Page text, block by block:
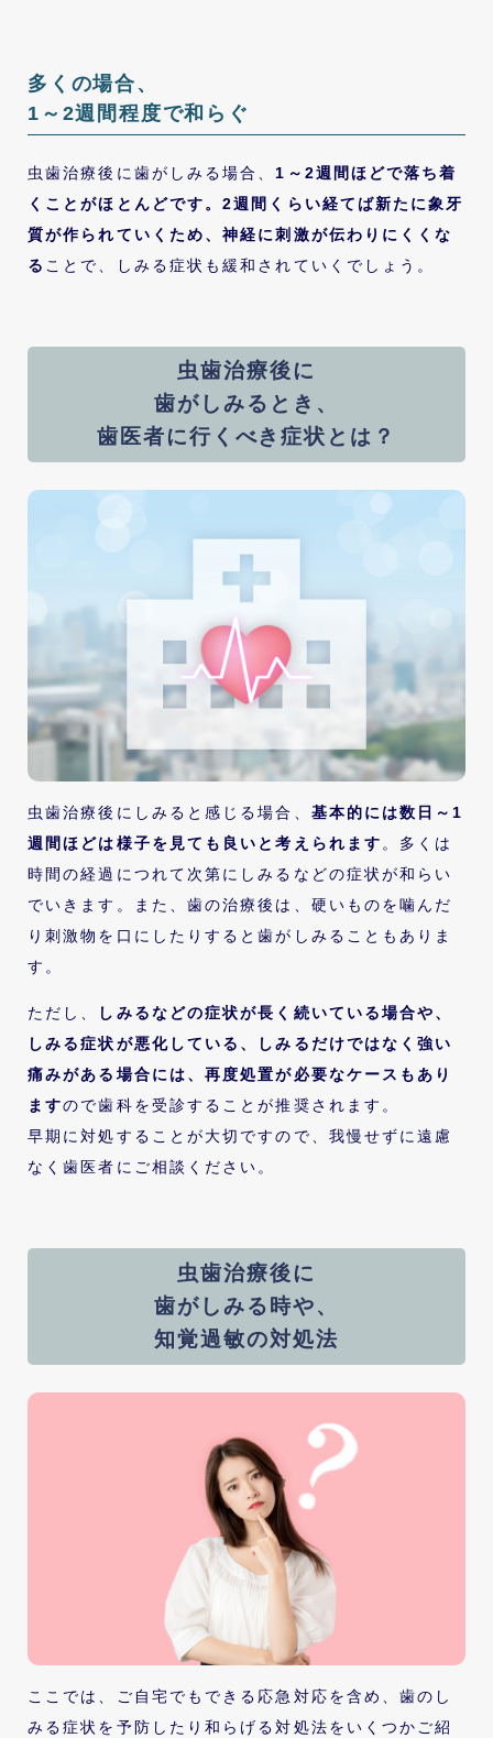
多くの場合、
1～2週間程度で和らぐ
虫歯治療後に歯がしみる場合、 1～2週間ほどで落ち着
くことがほとんどです。2週間くらい経てば新たに象牙
質が作られていくため、神経に刺激が伝わりにくくな
る ことで、しみる症状も緩和されていくでしょう。
虫歯治療後に
歯がしみるとき、
歯医者に行くべき症状とは？
虫歯治療後にしみると感じる場合、 基本的には数日～1
週間ほどは様子を見ても良いと考えられます。多くは
時間の経過につれて次第にしみるなどの症状が和らい
でいきます。また、歯の治療後は、硬いものを噛んだ
り刺激物を口にしたりすると歯がしみることもありま
す。
ただし、
しみるなどの症状が長く続いている場合や、
しみる症状が悪化している、しみるだけではなく強い
痛みがある場合には、再度処置が必要なケースもあり
ますので歯科を受診することが推奨されます。
早期に対処することが大切ですので、我慢せずに遠慮
なく歯医者にご相談ください。
虫歯治療後に
歯がしみる時や、
知覚過敏の対処法
ここでは、ご自宅でもできる応急対応を含め、歯のし
みる症状を予防したり和らげる対処法をいくつかご紹